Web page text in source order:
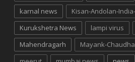
karnal news
Kisan-Andolan-
Kurukshetra News
lampi virus
Mahendragarh
Mayank-